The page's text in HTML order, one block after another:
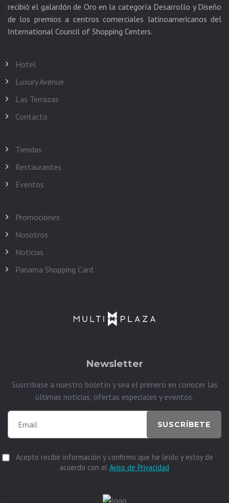
recibió el galardón de Oro en la categoría Desarrollo y Diseño
de los premios a centros comerciales latinoamericanos del
Hotel
Luxury Avenue
Las Terrazas
Contacto
Tiendas
Restaurantes
Eventos
Promociones
Nosotros
Noticias
Panama Shopping Card
Newsletter
Suscríbase a nuestro boletín y sea el primero en conocer las
últimas noticias, ofertas especiales y eventos.
SUSCRÍBETE
Acepto recibir información y confirmo que he leído y estoy de
acuerdo con el Aviso de Privacidad